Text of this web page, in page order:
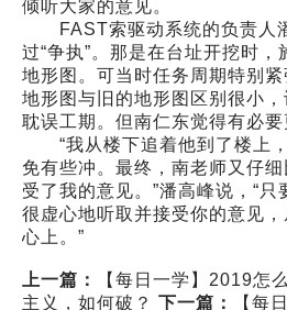
倾听大家的意见。
FAST索驱动系统的负责人
过“争执”。那是在台址开挖时
地形图。可当时任务周期特别
地形图与旧的地形图区别很小
耽误工期。但南仁东觉得有必要
“我从楼下追着他到了楼上，
免有些冲。最终，南老师又仔
受了我的意见。”潘高峰说，“
很虚心地听取并接受你的意见
心上。”
上一篇：
【每日一学】2019怎
主义，如何破？ 下一篇： 【每